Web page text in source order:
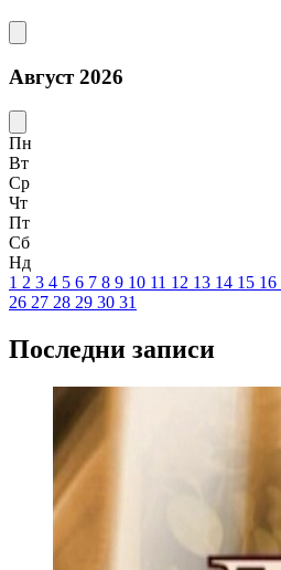
Август 2026
Пн
Вт
Ср
Чт
Пт
Сб
Нд
1 2 3 4 5 6 7 8 9 10 11 12 13 14 15 16
26 27 28 29 30 31
Последни записи